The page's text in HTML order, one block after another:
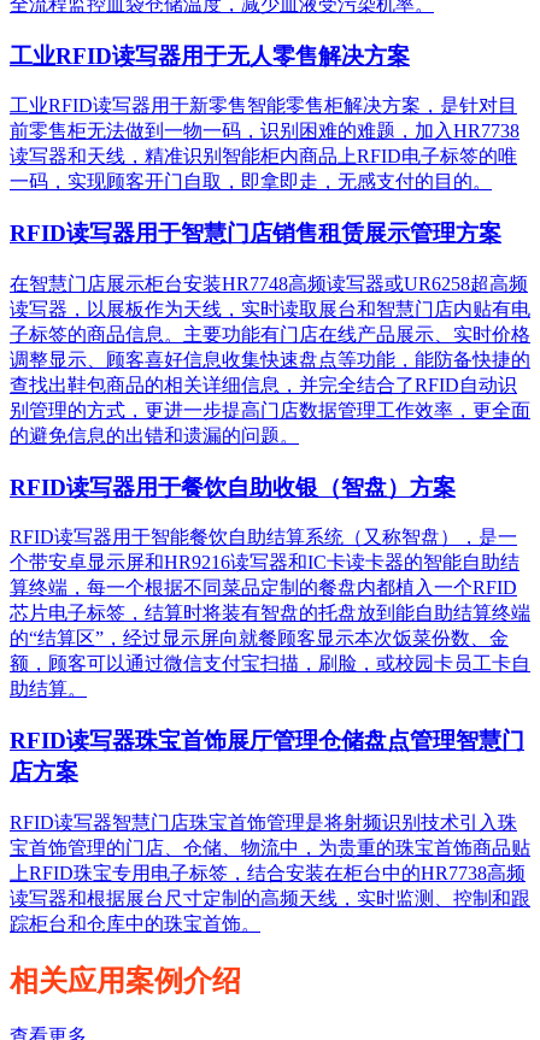
全流程监控血袋仓储温度，减少血液受污染机率。
工业RFID读写器用于无人零售解决方案
工业RFID读写器用于新零售智能零售柜解决方案，是针对目
前零售柜无法做到一物一码，识别困难的难题，加入HR7738
读写器和天线，精准识别​智能柜内商品上RFID电子标签的唯
一码，实现顾客开门自取，即拿即走，无感支付的目的。
RFID读写器用于智慧门店销售租赁展示管理方案
在智慧门店展示柜台安装HR7748高频读写器或UR6258超高频
读写器，以展板作为天线，实时读取展台和智慧门店内贴有电
子标签的商品信息。主要功能有门店在线产品展示、实时价格
调整显示、顾客喜好信息收集快速盘点等功能，能防备快捷的
查找出鞋包商品的相关详细信息，并完全结合了RFID自动识
别管理的方式，更进一步提高门店数据管理工作效率，更全面
的避免信息的出错和遗漏的问题。
RFID读写器用于餐饮自助收银（智盘）方案
RFID读写器用于智能餐饮自助结算系统（又称智盘），是一
个带安卓显示屏和HR9216读写器和IC卡读卡器的智能自助结
算终端，每一个根据不同菜品定制的餐盘内都植入一个RFID
芯片电子标签，结算时将装有智盘的托盘放到能自助结算终端
的“结算区”，经过显示屏向就餐顾客显示本次饭菜份数、金
额，顾客可以通过微信支付宝扫描，刷脸，或校园卡员工卡自
助结算。
RFID读写器珠宝首饰展厅管理仓储盘点管理智慧门
店方案
RFID读写器智慧门店珠宝首饰管理是将射频识别技术引入珠
宝首饰管理的门店、仓储、物流中，为贵重的珠宝首饰商品贴
上RFID珠宝专用电子标签，结合安装在柜台中的HR7738高频
读写器和根据展台尺寸定制的高频天线，实时监测、控制和跟
踪柜台和仓库中的珠宝首饰。
相关应用案例介绍
查看更多